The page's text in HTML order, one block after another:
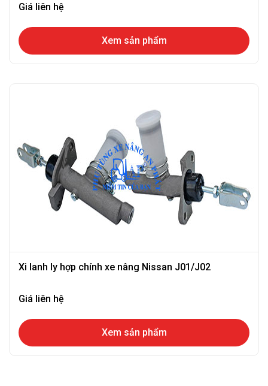
Giá liên hệ
Xem sản phẩm
Xi lanh ly hợp chính xe nâng Nissan J01/J02
Giá liên hệ
Xem sản phẩm